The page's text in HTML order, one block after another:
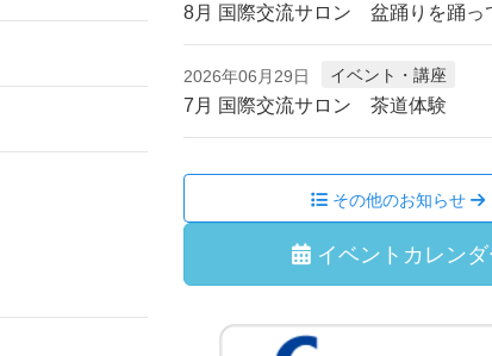
8月 国際交流サロン 盆踊りを踊っ
2026年06月29日 イベント・講座
7月 国際交流サロン 茶道体験
その他のお知らせ
イベントカレンダ